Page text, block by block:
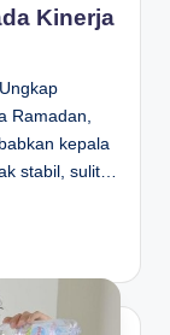
Kinerja
Ramadan,
kepala
stabil, sulit…